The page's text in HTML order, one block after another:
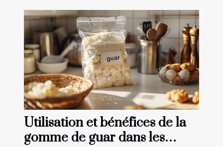
Utilisation et bénéfices de la
gomme de guar dans les